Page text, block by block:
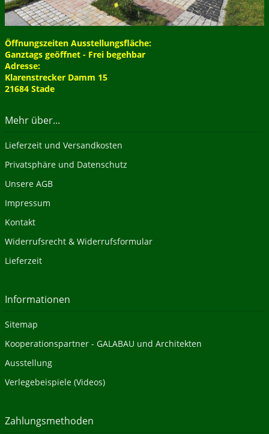
Öffnungszeiten Ausstellungsfläche:
Ganztags geöffnet - Frei begehbar
Adresse:
Klarenstrecker Damm 15
21684 Stade
Mehr über...
Lieferzeit und Versandkosten
Privatsphäre und Datenschutz
Unsere AGB
Impressum
Kontakt
Widerrufsrecht & Widerrufsformular
Lieferzeit
Informationen
Sitemap
Kooperationspartner - GALABAU und Architekten
Ausstellung
Verlegebeispiele (Videos)
Zahlungsmethoden